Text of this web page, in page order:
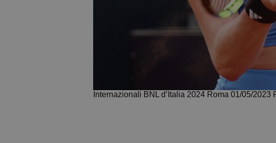
Internazionali BNL d’Italia 2024 Roma 01/05/